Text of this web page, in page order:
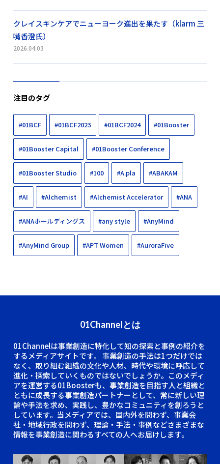
クレイスキンケアでニューヨーク進出を果たす（klarm 三
嘴香澄氏）
2026.04.03
注目のタグ
#01BCF #01BCF2023 #01BCF2024 #01Booster
#01Booster Capital #01Booster Conference
#01Booster Studio #100 #A.pla #ABAKAM
#AI #Alchemist #Alchemist Accelerator #ANA
#ANAホールディングス #any style #AnyMind
#AnyMind Group #APT Women #AuroraFive
01Channelとは
01Channelは事業創造に特化して知の探索と事例の紹介を
するメディアサイトです。 事業創造の手法は1つだけでは
なく、取り組む組織の文化や人材、時代や環境に呼応して
進化・探索していくものではないでしょうか。このメディ
アを運営する01Boosterも、事業創造を目指す人と組織と
ともに成長する事業創造パートナーとして、常に新しい理
論や手法を求め、実践し、豊かなコミュニティを創ろうと
しています。当メディアでは、国内外を問わず、事業会
社・地域行政を問わず、理論・手法・事例などさまざまな
情報を事業創造に関わるすべての人へお届けします。